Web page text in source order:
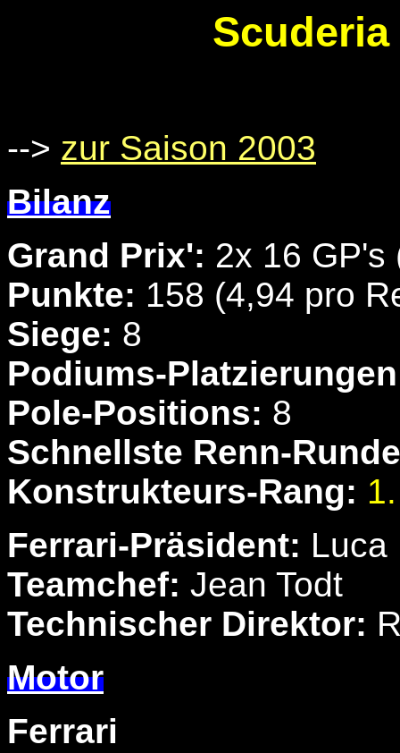
Scuderia
--> zur Saison 2003
Bilanz
Grand Prix': 2x 16 GP's
Punkte: 158 (4,94 pro
Siege: 8
Podiums-
Pole-Positions: 8
Schnellste Renn-
Konstrukteurs-Rang: 1.
Ferrari-Präsident: Luca
Teamchef: Jean Todt
Technischer Direktor:
Motor
Ferrari